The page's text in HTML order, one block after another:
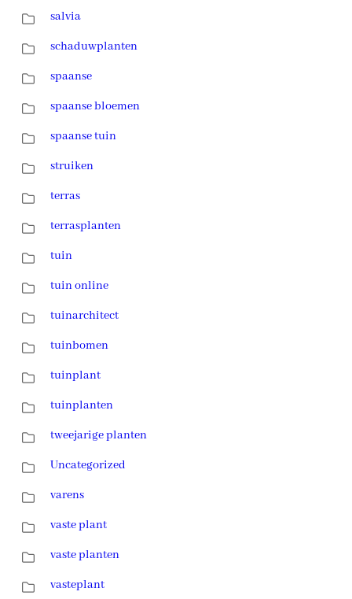
salvia
schaduwplanten
spaanse
spaanse bloemen
spaanse tuin
struiken
terras
terrasplanten
tuin
tuin online
tuinarchitect
tuinbomen
tuinplant
tuinplanten
tweejarige planten
Uncategorized
varens
vaste plant
vaste planten
vasteplant